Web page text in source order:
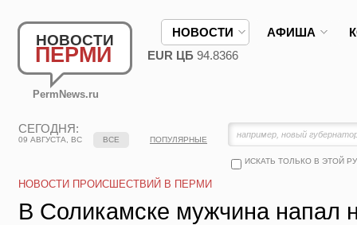
НОВОСТИ
ПЕРМИ
PermNews.ru
НОВОСТИ АФИША
EUR ЦБ 94.8366
СЕГОДНЯ:
09 АВГУСТА, ВС
ИСКАТЬ ТОЛЬКО В ЭТОЙ
ВСЕ ПОПУЛЯРНЫЕ
НОВОСТИ ПРОИСШЕСТВИЙ В ПЕРМИ
В Соликамске мужчина напал